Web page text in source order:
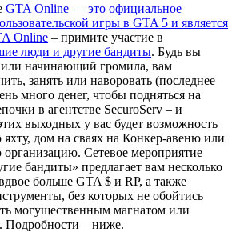
GTA Online — это официальное
игры в GTA 5 и является
Online – примите участие в
люди и другие бандиты. Будь вы
начинающий громила, вам
занять или наворовать (последнее
много денег, чтобы подняться на
в агентстве SecuroServ – и
выходных у вас будет возможность
яхту, дом на сваях на Конкер-авеню или
Сетевое мероприятие
бандиты» предлагает вам несколько
больше GTA $ и RP, а также
без которых не обойтись
могущественным магнатом или
– ниже.